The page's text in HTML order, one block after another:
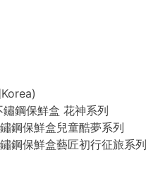
鋼保鮮盒 花神系列
鋼保鮮盒兒童酷夢系列
鋼保鮮盒藝匠初行征旅系列